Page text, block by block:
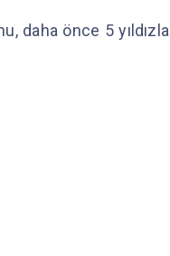
daha önce 5 yıldızla